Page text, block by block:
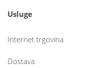
Usluge
Internet trgovina
Dostava